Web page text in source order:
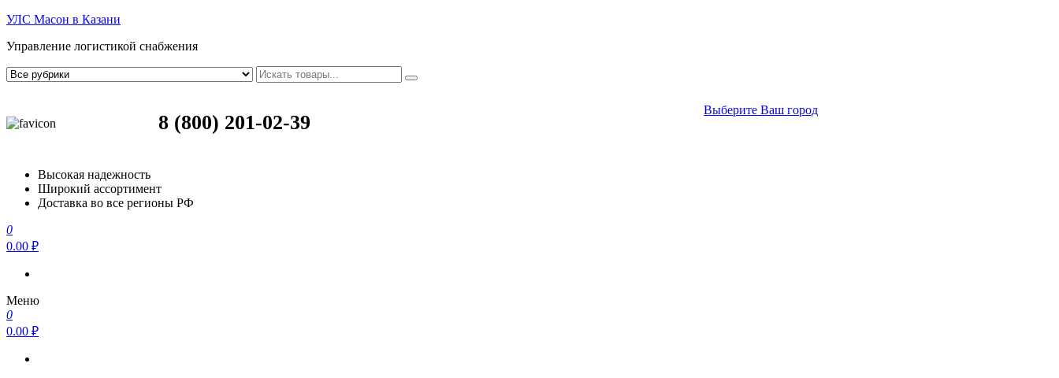
УЛС Масон в Казани
Управление логистикой снабжения
8 (800) 201-02-39
Выберите Ваш город
Высокая надежность
Широкий ассортимент
Доставка во все регионы РФ
0
0.00 ₽
Меню
0
0.00 ₽